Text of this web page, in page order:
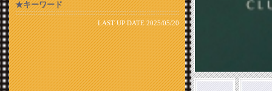
★キーワード
LAST UP DATE 2025/05/20